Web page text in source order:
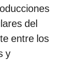
del
entre los
y